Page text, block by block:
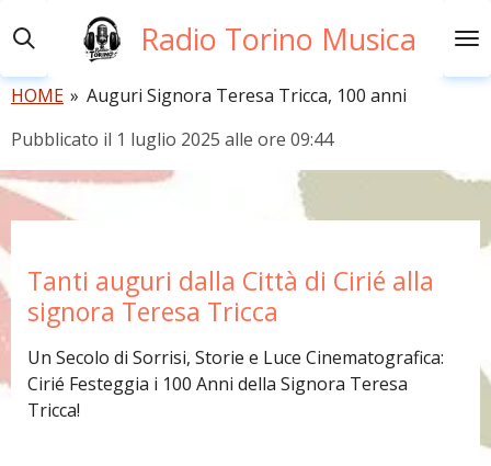
al
contenuto
principale
Radio Torino Musica
HOME » Auguri Signora Teresa Tricca, 100 anni
Pubblicato il 1 luglio 2025 alle ore 09:44
Tanti auguri dalla Città di Cirié alla
signora Teresa Tricca
Un Secolo di Sorrisi, Storie e Luce Cinematografica:
Cirié Festeggia i 100 Anni della Signora Teresa
Tricca!